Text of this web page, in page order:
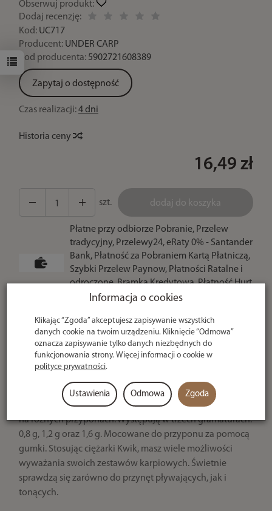
Obserwuj produkt:
Dodaj recenzję:
Kod: UC717
Producent: UNDER CARP
Kod producenta: 5902721608389
Zapytaj o dostępność
Czas realizacji:4 dni
Historia ceny
16,49 zł
szt. dodaj do koszyka
Płatne przy odbiorze Pobranie, Przelew
tradycyjny, Przelewy24, eRaty 0% - Santander
Bank, Płatność za Pobraniem Kartą Płatniczą,
Szybki Przelew Paynow, Płatności Ratalne i
odroczone, Bramka Kredytowa, Płatność Hurt
- po potwierdzeniu
U ciebie
nawet w 24h
Specjalistyczne ciężarki do dociążania przyponów
karpiowych. Bez problemu można je używać wielokrotnie
na różnych przyponach. Występują w trzech gramaturach:
0,8 g, 1,2 g oraz 1,6 g. Mocowane do przyponu za pomocą
gumki. Stosując ciężarki Kwik, masz wiele możliwości
wyważania swoich zestawów karpiowych. Świetnie
sprawdzą się zarówno do przynęt pływających, jak i
tonących.
Informacja o cookies
Klikając “Zgoda” akceptujesz zapisywanie wszystkich
danych cookie na twoim urządzeniu. Kliknięcie “Odmowa”
oznacza zapisywanie tylko danych niezbędnych do
funkcjonowania strony. Więcej informacji o cookie w
polityce prywatności.
Ustawienia Odmowa Zgoda